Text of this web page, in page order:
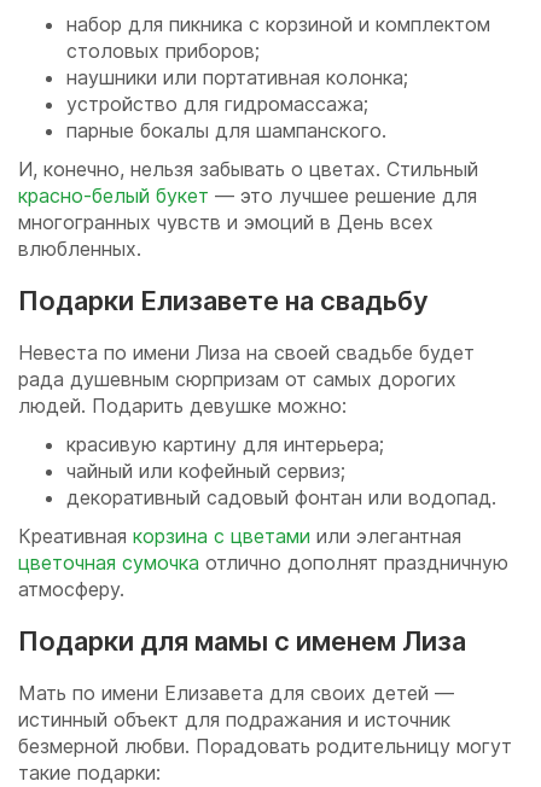
набор для пикника с корзиной и комплектом
столовых приборов;
наушники или портативная колонка;
устройство для гидромассажа;
парные бокалы для шампанского.
И, конечно, нельзя забывать о цветах. Стильный
красно-белый букет — это лучшее решение для
многогранных чувств и эмоций в День всех
влюбленных.
Подарки Елизавете на свадьбу
Невеста по имени Лиза на своей свадьбе будет
рада душевным сюрпризам от самых дорогих
людей. Подарить девушке можно:
красивую картину для интерьера;
чайный или кофейный сервиз;
декоративный садовый фонтан или водопад.
Креативная корзина с цветами или элегантная
цветочная сумочка отлично дополнят праздничную
атмосферу.
Подарки для мамы с именем Лиза
Мать по имени Елизавета для своих детей —
истинный объект для подражания и источник
безмерной любви. Порадовать родительницу могут
такие подарки: